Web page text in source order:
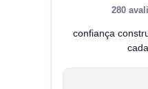
280
confiança